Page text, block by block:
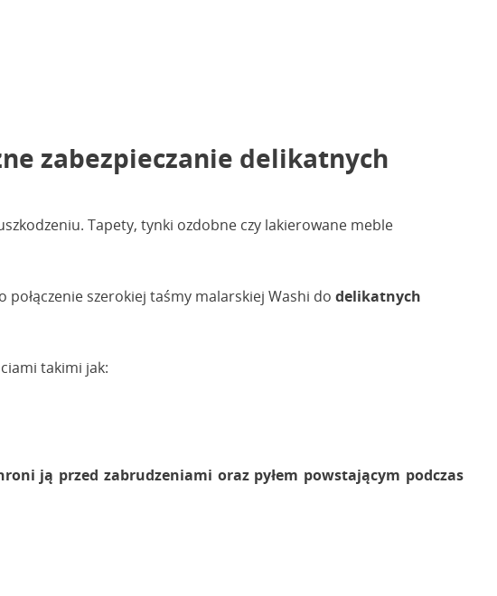
zabezpieczanie delikatnych
Tapety, tynki ozdobne czy lakierowane meble
połączenie szerokiej taśmy malarskiej Washi do delikatnych
takimi jak:
ją przed zabrudzeniami oraz pyłem powstającym podczas